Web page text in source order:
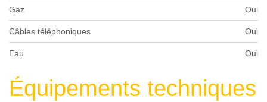
Gaz Oui
Câbles téléphoniques Oui
Eau Oui
Équipements techniques